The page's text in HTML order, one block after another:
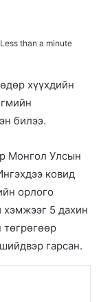
Less than a minute
хүүхдийн
билээ.
Монгол Улсын
ковид
орлого
хэмжээг 5 дахин
төгрөгөөр
гарсан.